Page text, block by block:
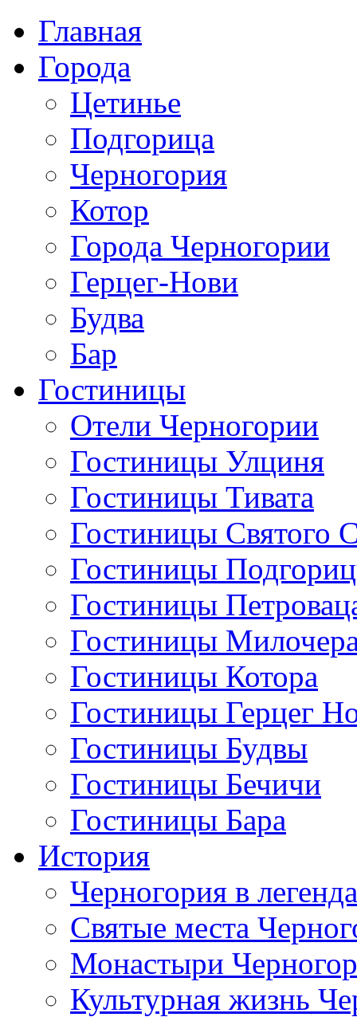
Главная
Города
Цетинье
Подгорица
Черногория
Котор
Города Черногории
Герцег-Нови
Будва
Бар
Гостиницы
Отели Черногории
Гостиницы Улциня
Гостиницы Тивата
Гостиницы Святого
Гостиницы
Гостиницы
Гостиницы
Гостиницы Котора
Гостиницы Герцег
Гостиницы Будвы
Гостиницы Бечичи
Гостиницы Бара
История
Черногория в
Святые места
Монастыри
Культурная жизнь